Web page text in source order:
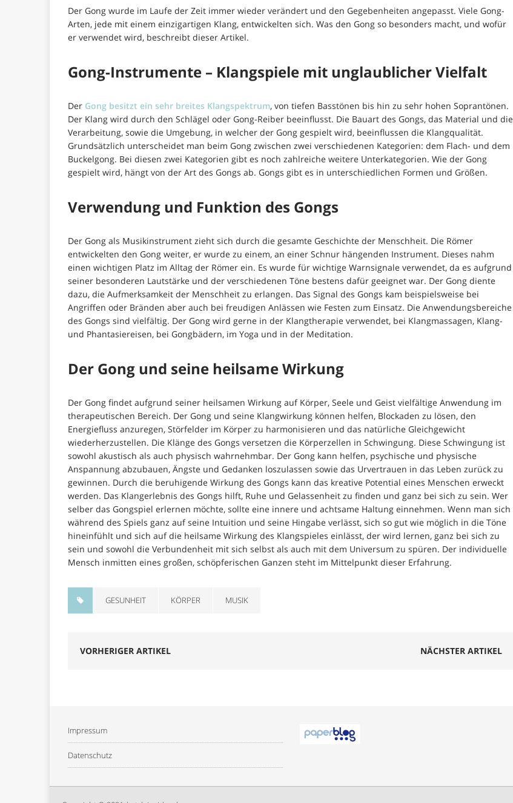
Der Gong wurde im Laufe der Zeit immer wieder verändert und den Gegebenheiten angepasst. Viele Gong-
Arten, jede mit einem einzigartigen Klang, entwickelten sich. Was den Gong so besonders macht, und wofür
er verwendet wird, beschreibt dieser Artikel.
Gong-Instrumente – Klangspiele mit unglaublicher Vielfalt
Der Gong besitzt ein sehr breites Klangspektrum, von tiefen Basstönen bis hin zu sehr hohen Soprantönen.
Der Klang wird durch den Schlägel oder Gong-Reiber beeinflusst. Die Bauart des Gongs, das Material und die
Verarbeitung, sowie die Umgebung, in welcher der Gong gespielt wird, beeinflussen die Klangqualität.
Grundsätzlich unterscheidet man beim Gong zwischen zwei verschiedenen Kategorien: dem Flach- und dem
Buckelgong. Bei diesen zwei Kategorien gibt es noch zahlreiche weitere Unterkategorien. Wie der Gong
gespielt wird, hängt von der Art des Gongs ab. Gongs gibt es in unterschiedlichen Formen und Größen.
Verwendung und Funktion des Gongs
Der Gong als Musikinstrument zieht sich durch die gesamte Geschichte der Menschheit. Die Römer
entwickelten den Gong weiter, er wurde zu einem, an einer Schnur hängenden Instrument. Dieses nahm
einen wichtigen Platz im Alltag der Römer ein. Es wurde für wichtige Warnsignale verwendet, da es aufgrund
seiner besonderen Lautstärke und der verschiedenen Töne bestens dafür geeignet war. Der Gong diente
dazu, die Aufmerksamkeit der Menschheit zu erlangen. Das Signal des Gongs kam beispielsweise bei
Angriffen oder Bränden aber auch bei freudigen Anlässen wie Festen zum Einsatz. Die Anwendungsbereiche
des Gongs sind vielfältig. Der Gong wird gerne in der Klangtherapie verwendet, bei Klangmassagen, Klang-
und Phantasiereisen, bei Gongbädern, im Yoga und in der Meditation.
Der Gong und seine heilsame Wirkung
Der Gong findet aufgrund seiner heilsamen Wirkung auf Körper, Seele und Geist vielfältige Anwendung im
therapeutischen Bereich. Der Gong und seine Klangwirkung können helfen, Blockaden zu lösen, den
Energiefluss anzuregen, Störfelder im Körper zu harmonisieren und das natürliche Gleichgewicht
wiederherzustellen. Die Klänge des Gongs versetzen die Körperzellen in Schwingung. Diese Schwingung ist
sowohl akustisch als auch physisch wahrnehmbar. Der Gong kann helfen, psychische und physische
Anspannung abzubauen, Ängste und Gedanken loszulassen sowie das Urvertrauen in das Leben zurück zu
gewinnen. Durch die beruhigende Wirkung des Gongs kann das kreative Potential eines Menschen erweckt
werden. Das Klangerlebnis des Gongs hilft, Ruhe und Gelassenheit zu finden und ganz bei sich zu sein. Wer
selber das Gongspiel erlernen möchte, sollte eine innere und achtsame Haltung einnehmen. Wenn man sich
während des Spiels ganz auf seine Intuition und seine Hingabe verlässt, sich so gut wie möglich in die Töne
hineinfühlt und sich auf die heilsame Wirkung des Klangspieles einlässt, der wird lernen, ganz bei sich zu
sein und sowohl die Verbundenheit mit sich selbst als auch mit dem Universum zu spüren. Der individuelle
Mensch inmitten eines großen, schöpferischen Ganzen steht im Mittelpunkt dieser Erfahrung.
GESUNHEIT KÖRPER MUSIK
VORHERIGER ARTIKEL NÄCHSTER ARTIKEL
Impressum
Datenschutz